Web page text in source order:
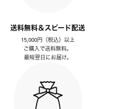
送料無料＆スピード配送
15,000円（税込）以上
ご購入で送料無料。
最短翌日にお届け。